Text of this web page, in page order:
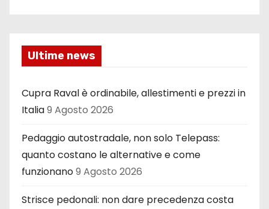
Ultime news
Cupra Raval è ordinabile, allestimenti e prezzi in
Italia9 Agosto 2026
Pedaggio autostradale, non solo Telepass:
quanto costano le alternative e come
funzionano9 Agosto 2026
Strisce pedonali: non dare precedenza costa